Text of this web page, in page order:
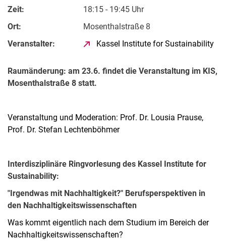
Zeit:
18:15 - 19:45 Uhr
Ort:
Mosenthalstraße 8
Veranstalter:
Kassel Institute for Sustainability
Raumänderung: am 23.6. findet die Veranstaltung im KIS,
Mosenthalstraße 8 statt.
Veranstaltung und Moderation: Prof. Dr. Lousia Prause,
Prof. Dr. Stefan Lechtenböhmer
Interdisziplinäre Ringvorlesung des Kassel Institute for
Sustainability:
"Irgendwas mit Nachhaltigkeit?" Berufsperspektiven in
den Nachhaltigkeitswissenschaften
Was kommt eigentlich nach dem Studium im Bereich der
Nachhaltigkeitswissenschaften?